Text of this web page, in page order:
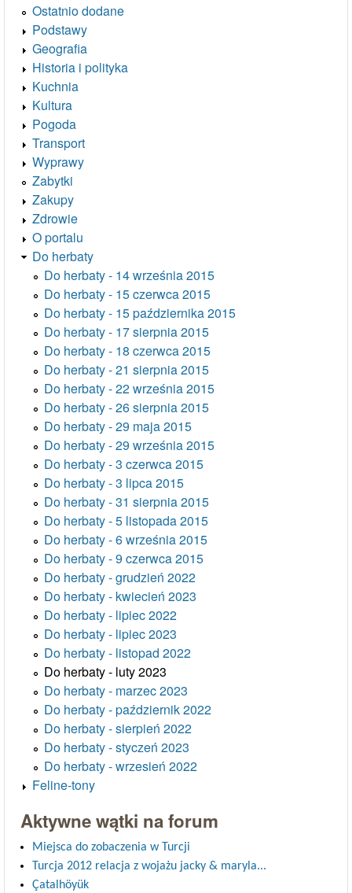
Ostatnio dodane
Podstawy
Geografia
Historia i polityka
Kuchnia
Kultura
Pogoda
Transport
Wyprawy
Zabytki
Zakupy
Zdrowie
O portalu
Do herbaty
Do herbaty - 14 września 2015
Do herbaty - 15 czerwca 2015
Do herbaty - 15 października 2015
Do herbaty - 17 sierpnia 2015
Do herbaty - 18 czerwca 2015
Do herbaty - 21 sierpnia 2015
Do herbaty - 22 września 2015
Do herbaty - 26 sierpnia 2015
Do herbaty - 29 maja 2015
Do herbaty - 29 września 2015
Do herbaty - 3 czerwca 2015
Do herbaty - 3 lipca 2015
Do herbaty - 31 sierpnia 2015
Do herbaty - 5 listopada 2015
Do herbaty - 6 września 2015
Do herbaty - 9 czerwca 2015
Do herbaty - grudzień 2022
Do herbaty - kwiecień 2023
Do herbaty - lipiec 2022
Do herbaty - lipiec 2023
Do herbaty - listopad 2022
Do herbaty - luty 2023
Do herbaty - marzec 2023
Do herbaty - październik 2022
Do herbaty - sierpień 2022
Do herbaty - styczeń 2023
Do herbaty - wrzesień 2022
Feline-tony
Aktywne wątki na forum
Miejsca do zobaczenia w Turcji
Turcja 2012 relacja z wojażu jacky & maryla...
Çatalhöyük